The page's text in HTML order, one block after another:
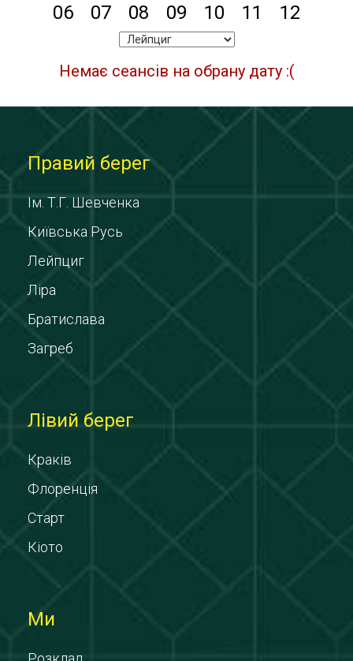
06
07 08 09 10 11 12
Немає сеансів на обрану дату :(
Правий берег
Ім. Т.Г. Шевченка
Київська Русь
Лейпциг
Ліра
Братислава
Загреб
Лівий берег
Краків
Флоренція
Старт
Кіото
Ми